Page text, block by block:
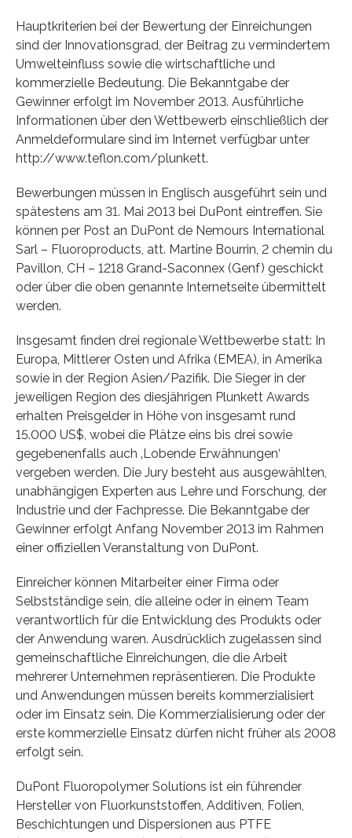
Hauptkriterien bei der Bewertung der Einreichungen
sind der Innovationsgrad, der Beitrag zu vermindertem
Umwelteinfluss sowie die wirtschaftliche und
kommerzielle Bedeutung. Die Bekanntgabe der
Gewinner erfolgt im November 2013. Ausführliche
Informationen über den Wettbewerb einschließlich der
Anmeldeformulare sind im Internet verfügbar unter
http://www.teflon.com/plunkett.
Bewerbungen müssen in Englisch ausgeführt sein und
spätestens am 31. Mai 2013 bei DuPont eintreffen. Sie
können per Post an DuPont de Nemours International
Sarl – Fluoroproducts, att. Martine Bourrin, 2 chemin du
Pavillon, CH – 1218 Grand-Saconnex (Genf) geschickt
oder über die oben genannte Internetseite übermittelt
werden.
Insgesamt finden drei regionale Wettbewerbe statt: In
Europa, Mittlerer Osten und Afrika (EMEA), in Amerika
sowie in der Region Asien/Pazifik. Die Sieger in der
jeweiligen Region des diesjährigen Plunkett Awards
erhalten Preisgelder in Höhe von insgesamt rund
15.000 US$, wobei die Plätze eins bis drei sowie
gegebenenfalls auch ‚Lobende Erwähnungen‘
vergeben werden. Die Jury besteht aus ausgewählten,
unabhängigen Experten aus Lehre und Forschung, der
Industrie und der Fachpresse. Die Bekanntgabe der
Gewinner erfolgt Anfang November 2013 im Rahmen
einer offiziellen Veranstaltung von DuPont.
Einreicher können Mitarbeiter einer Firma oder
Selbstständige sein, die alleine oder in einem Team
verantwortlich für die Entwicklung des Produkts oder
der Anwendung waren. Ausdrücklich zugelassen sind
gemeinschaftliche Einreichungen, die die Arbeit
mehrerer Unternehmen repräsentieren. Die Produkte
und Anwendungen müssen bereits kommerzialisiert
oder im Einsatz sein. Die Kommerzialisierung oder der
erste kommerzielle Einsatz dürfen nicht früher als 2008
erfolgt sein.
DuPont Fluoropolymer Solutions ist ein führender
Hersteller von Fluorkunststoffen, Additiven, Folien,
Beschichtungen und Dispersionen aus PTFE